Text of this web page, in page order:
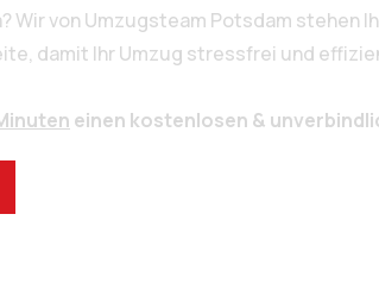
Wir von Umzugsteam Potsdam stehen
damit Ihr Umzug stressfrei und
einen kostenlosen &